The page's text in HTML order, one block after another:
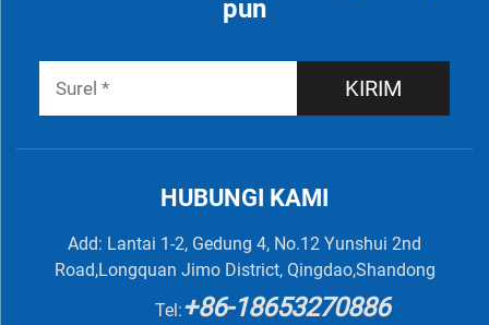
pun
KIRIM
HUBUNGI KAMI
Add: Lantai 1-2, Gedung 4, No.12 Yunshui 2nd
Road,Longquan Jimo District, Qingdao,Shandong
Tel:+86-18653270886